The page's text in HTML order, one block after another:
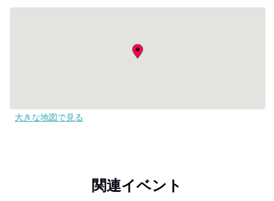
大きな地図で見る
関連イベント